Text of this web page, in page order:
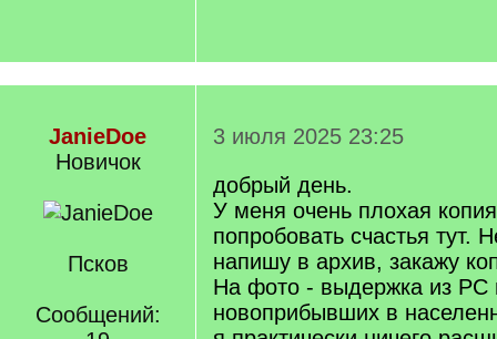
JanieDoe
Новичок
Псков
Сообщений:
3 июля 2025 23:25
добрый день.
У меня очень плохая
попробовать счастья тут.
напишу в архив, закажу
На фото - выдержка из РС
новоприбывших в